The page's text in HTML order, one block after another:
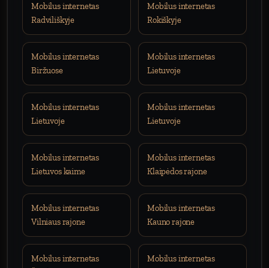
Mobilus internetas
Radviliškyje
Mobilus internetas
Rokiškyje
Mobilus internetas
Biržuose
Mobilus internetas
Lietuvoje
Mobilus internetas
Lietuvoje
Mobilus internetas
Lietuvoje
Mobilus internetas
Lietuvos kaime
Mobilus internetas
Klaipėdos rajone
Mobilus internetas
Vilniaus rajone
Mobilus internetas
Kauno rajone
Mobilus internetas
Mobilus internetas